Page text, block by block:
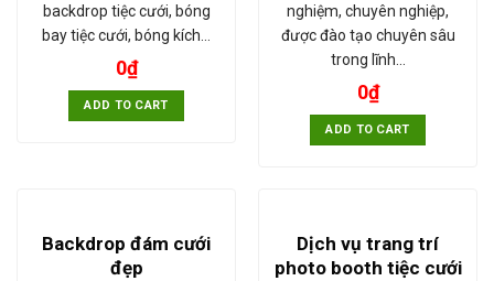
backdrop tiệc cưới, bóng
bay tiệc cưới, bóng kích…
0₫
ADD TO CART
nghiệm, chuyên nghiệp,
được đào tạo chuyên sâu
trong lĩnh…
0₫
ADD TO CART
Backdrop đám cưới
đẹp
Dịch vụ trang trí
photo booth tiệc cưới